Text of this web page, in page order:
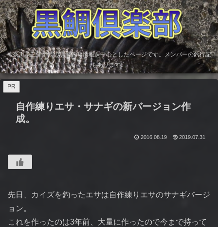
神奈川県三浦半島の黒鯛釣り情報を中心としたページです。メンバーの釣行記
もあります。
PR
自作練りエサ・サナギの新バージョン作
成。
2016.08.19 2019.07.31
先日、カイズを釣ったエサは自作練りエサのサナギバージ
ョン。
これを作ったのは3年前、大量に作ったので今まで持って